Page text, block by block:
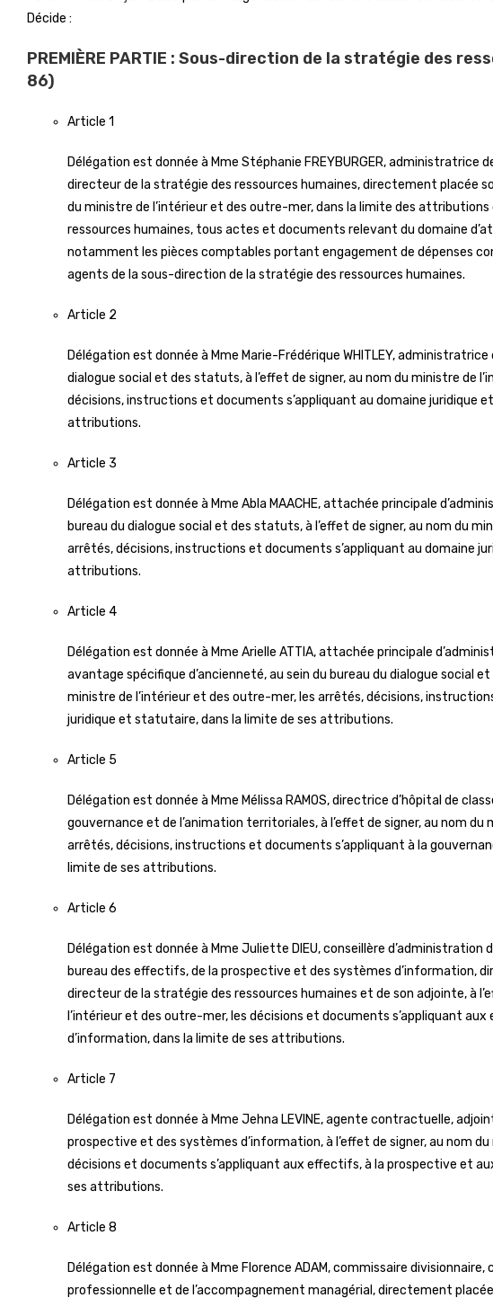
Décide :
PREMIÈRE PARTIE : Sous-direction de la stratégie des
86)
Article 1
Délégation est donnée à Mme Stéphanie FREYBURGER, administratrice
directeur de la stratégie des ressources humaines, directement placée
du ministre de l’intérieur et des outre-mer, dans la limite des
ressources humaines, tous actes et documents relevant du domaine
notamment les pièces comptables portant engagement de dépenses
agents de la sous-direction de la stratégie des ressources humaines.
Article 2
Délégation est donnée à Mme Marie-Frédérique WHITLEY,
dialogue social et des statuts, à l’effet de signer, au nom du ministre de
décisions, instructions et documents s’appliquant au domaine juridique
attributions.
Article 3
Délégation est donnée à Mme Abla MAACHE, attachée principale
bureau du dialogue social et des statuts, à l’effet de signer, au nom du
arrêtés, décisions, instructions et documents s’appliquant au domaine
attributions.
Article 4
Délégation est donnée à Mme Arielle ATTIA, attachée principale
avantage spécifique d’ancienneté, au sein du bureau du dialogue social
ministre de l’intérieur et des outre-mer, les arrêtés, décisions,
juridique et statutaire, dans la limite de ses attributions.
Article 5
Délégation est donnée à Mme Mélissa RAMOS, directrice d’hôpital de
gouvernance et de l’animation territoriales, à l’effet de signer, au nom
arrêtés, décisions, instructions et documents s’appliquant à la
limite de ses attributions.
Article 6
Délégation est donnée à Mme Juliette DIEU, conseillère d’administration
bureau des effectifs, de la prospective et des systèmes d’information,
directeur de la stratégie des ressources humaines et de son adjointe, à
l’intérieur et des outre-mer, les décisions et documents s’appliquant
d’information, dans la limite de ses attributions.
Article 7
Délégation est donnée à Mme Jehna LEVINE, agente contractuelle,
prospective et des systèmes d’information, à l’effet de signer, au nom
décisions et documents s’appliquant aux effectifs, à la prospective et
ses attributions.
Article 8
Délégation est donnée à Mme Florence ADAM, commissaire divisionnaire,
professionnelle et de l’accompagnement managérial, directement